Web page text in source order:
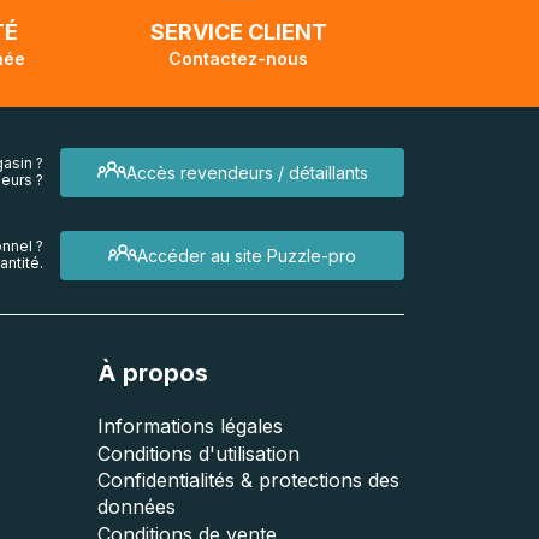
SERVICE CLIENT
Contactez-nous
Accès revendeurs / détaillants
?
?
Accéder au site Puzzle-pro
?
À propos
Informations légales
Conditions d'utilisation
Confidentialités & protections des
données
Conditions de vente